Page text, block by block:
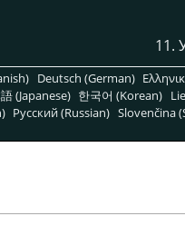
11.
Deutsch (German)
(Japanese) 한국어 (Korean)
Pусский (Russian) Slovenčina